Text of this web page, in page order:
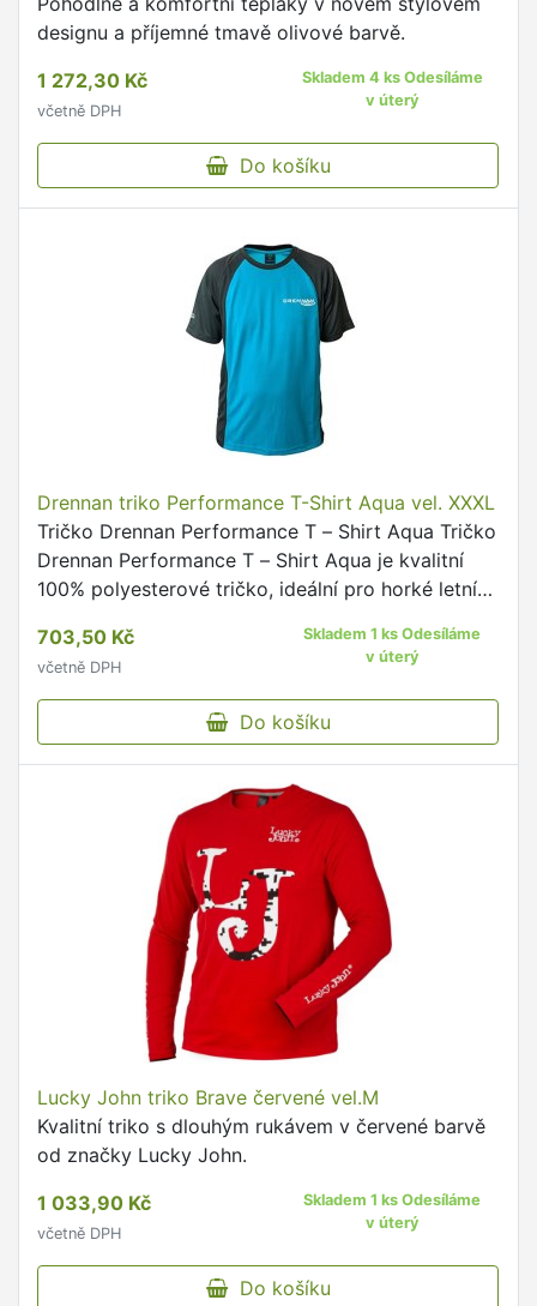
designu a příjemné tmavě olivové barvě.
1 272,30 Kč
včetně DPH
Skladem 4 ks Odesíláme
v úterý
Do košíku
Drennan triko Performance T-Shirt Aqua vel. XXXL
Tričko Drennan Performance T – Shirt Aqua Tričko
Drennan Performance T – Shirt Aqua je kvalitní
100% polyesterové tričko, ideální pro horké letní
703,50 Kč
včetně DPH
Skladem 1 ks Odesíláme
v úterý
Do košíku
Lucky John triko Brave červené vel.M
Kvalitní triko s dlouhým rukávem v červené barvě
od značky Lucky John.
1 033,90 Kč
včetně DPH
Skladem 1 ks Odesíláme
v úterý
Do košíku